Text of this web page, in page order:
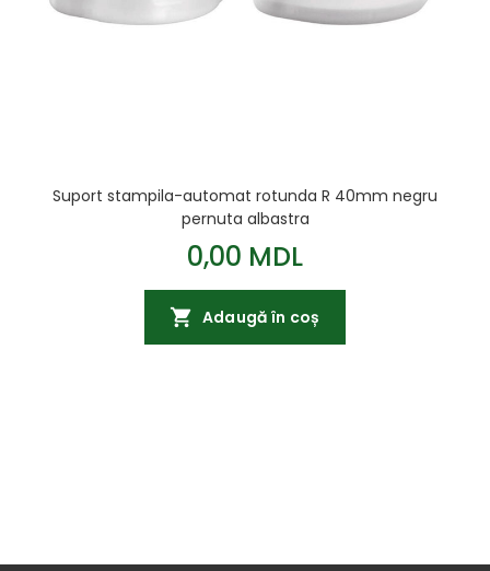
Suport stampila-automat rotunda R 40mm negru
pernuta albastra
0,00 MDL
Adaugă în coș